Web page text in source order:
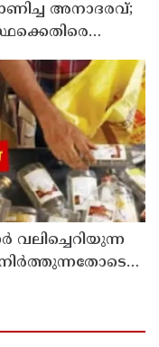
അനാദരവ്;
വലിച്ചെറിയുന്ന